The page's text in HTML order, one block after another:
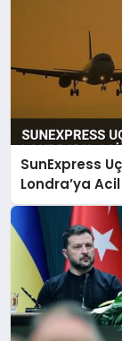
SunExpress
Londra’ya